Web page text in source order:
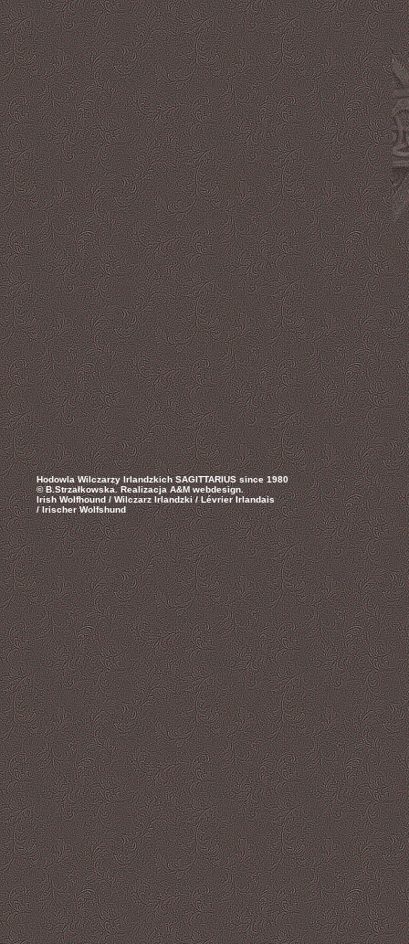
Hodowla Wilczarzy Irlandzkich SAGITTARIUS since 1980
© B.Strzałkowska.Realizacja A&M webdesign.
Irish Wolfhound / Wilczarz Irlandzki / Lévrier Irlandais
/ Irischer Wolfshund